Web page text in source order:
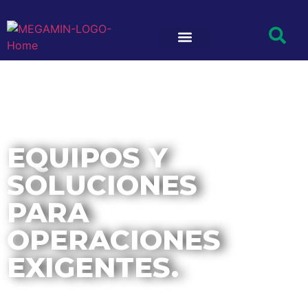
EQUIPOS Y
SOLUCIONES
PARA
OPERACIONES
EXIGENTES.